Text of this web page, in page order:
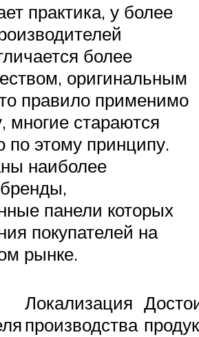
практика, у более
более
оригинальным
правило применимо
многие стараются
по этому принципу.
наиболее
панели которых
покупателей на
рынке.
Локализация
производства